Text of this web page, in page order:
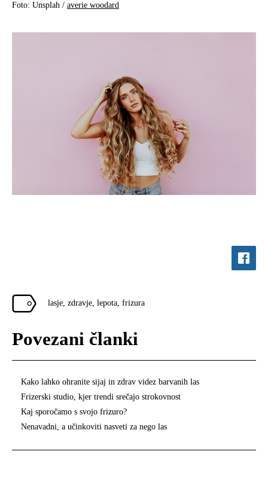
Foto: Unsplah / averie woodard
lasje, zdravje, lepota, frizura
Povezani članki
Kako lahko ohranite sijaj in zdrav videz barvanih las
Frizerski studio, kjer trendi srečajo strokovnost
Kaj sporočamo s svojo frizuro?
Nenavadni, a učinkoviti nasveti za nego las